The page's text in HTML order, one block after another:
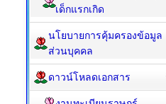
เด็กแรกเกิด
นโยบายการคุ้มครองข้อมูล
ส่วนบุคคล
ดาวน์โหลดเอกสาร